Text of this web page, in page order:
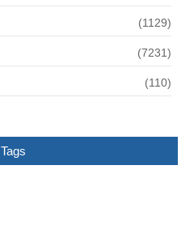
(1129)
(7231)
(110)
Tags